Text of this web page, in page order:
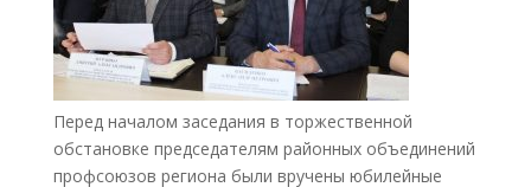
Перед началом заседания в торжественной
обстановке председателям районных объединений
профсоюзов региона были вручены юбилейные